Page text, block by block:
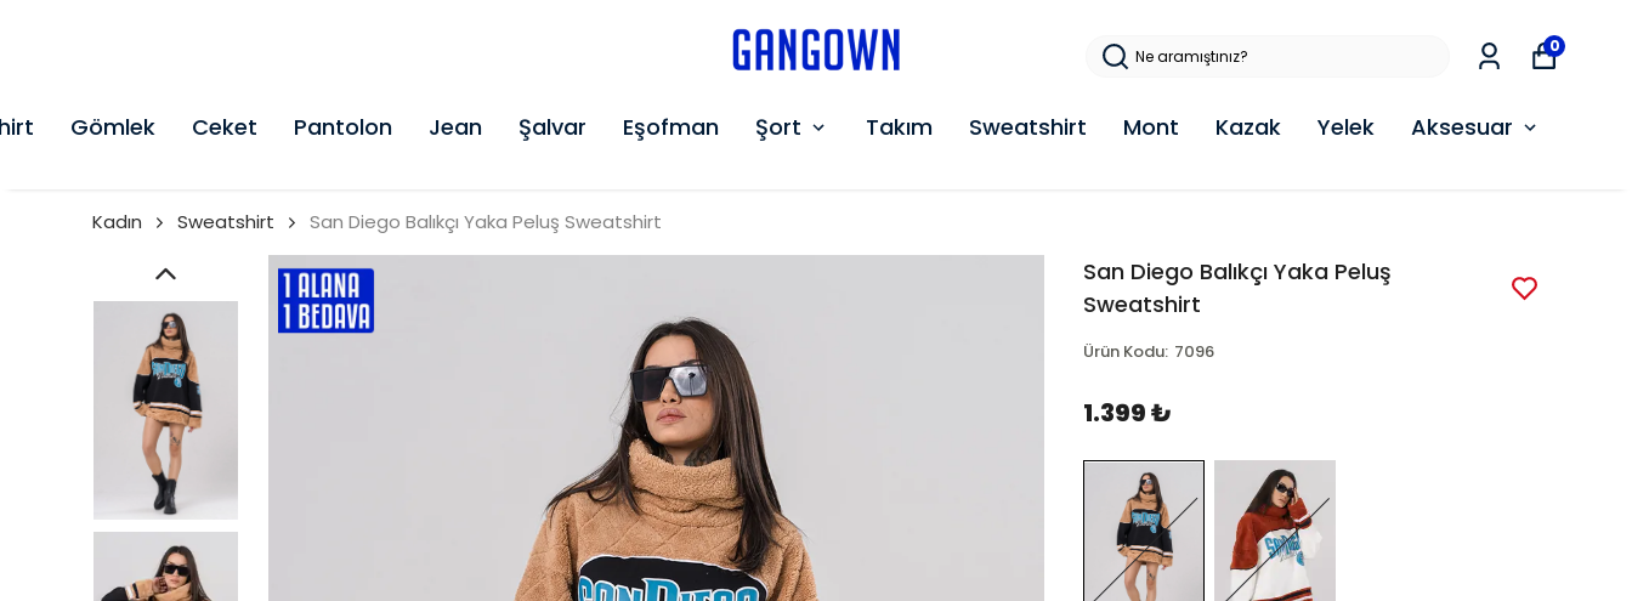
Gömlek Ceket Pantolon Jean Şalvar Eşofman Şort Takım Sweatshirt Mont Kazak Yelek Aksesuar
0
Kadın Sweatshirt San Diego Balıkçı Yaka Peluş Sweatshirt
San Diego Balıkçı Yaka Peluş
Sweatshirt
Ürün Kodu: 7096
1.399 ₺